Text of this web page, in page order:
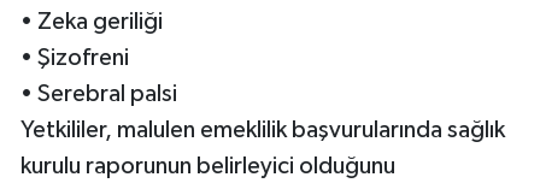
• Zeka geriliği
• Şizofreni
• Serebral palsi
Yetkililer, malulen emeklilik başvurularında sağlık
kurulu raporunun belirleyici olduğunu